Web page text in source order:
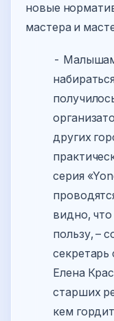
новые
мастера и
-
других
серия
видно,
пользу, –
Елена
старших
кем